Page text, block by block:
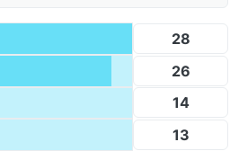
28
26
14
13